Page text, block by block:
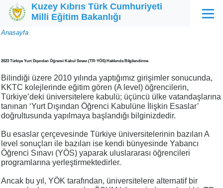
Ana içeriğe atla
Kuzey Kıbrıs Türk Cumhuriyeti
Milli Eğitim Bakanlığı
Menü
Sayfa
Anasayfa
2023 Türkiye Yurt Dışından Öğrenci Kabul Sınavı (TR-YÖS) Hakkında Bilgilendirme
Bilindiği üzere 2010 yılında yaptığımız girişimler sonucunda,
KKTC kolejlerinde eğitim gören (A level) öğrencilerin,
Türkiye’deki üniversitelere kabulü; üçüncü ülke vatandaşlarına
tanınan ‘Yurt Dışından Öğrenci Kabulüne İlişkin Esaslar’
doğrultusunda yapılmaya başlandığı bilginizdedir.
Bu esaslar çerçevesinde Türkiye üniversitelerinin bazıları A
level sonuçları ile bazıları ise kendi bünyesinde Yabancı
Öğrenci Sınavı (YÖS) yaparak uluslararası öğrencileri
programlarına yerleştirmektedirler.
Ancak bu yıl, YÖK tarafından, üniversitelere alternatif bir